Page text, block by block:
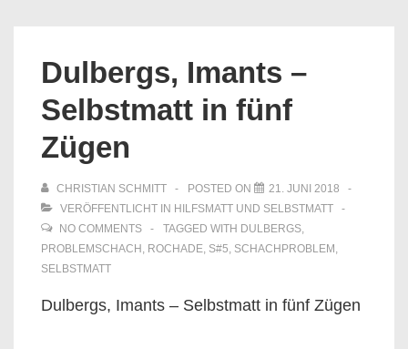
Dulbergs, Imants –
Selbstmatt in fünf
Zügen
CHRISTIAN SCHMITT POSTED ON
21. JUNI 2018
VERÖFFENTLICHT IN HILFSMATT UND SELBSTMATT
NO COMMENTS
TAGGED WITH DULBERGS,
PROBLEMSCHACH , ROCHADE, S#5, SCHACHPROBLEM ,
SELBSTMATT
Dulbergs, Imants – Selbstmatt in fünf Zügen